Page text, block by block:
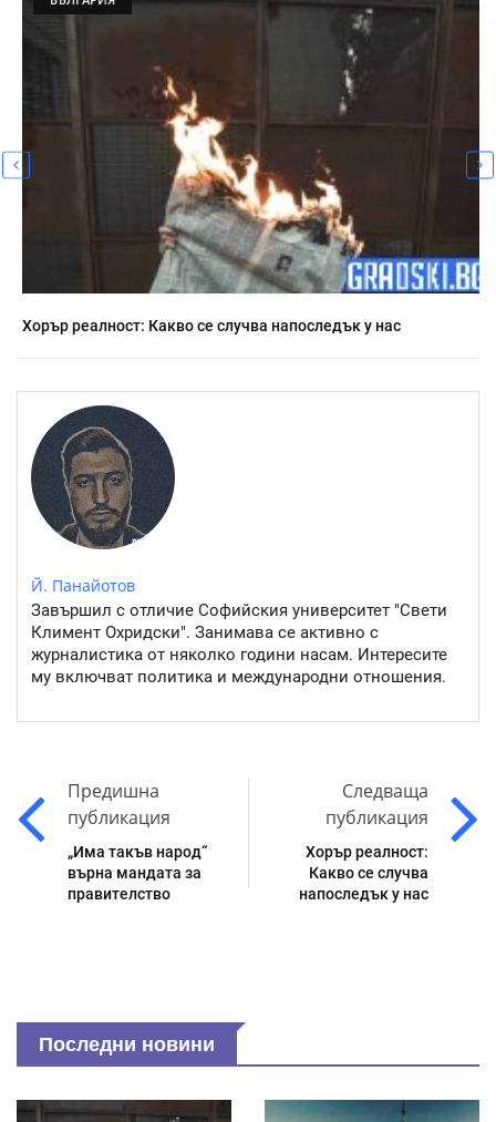
Хорър реалност: Какво се случва напоследък у нас
Й. Панайотов
Завършил с отличие Софийския университет "Свети
Климент Охридски". Занимава се активно с
журналистика от няколко години насам. Интересите
му включват политика и международни отношения.
Предишна
публикация
„Има такъв народ“
върна мандата за
правителство
Следваща
публикация
Хорър реалност:
Какво се случва
напоследък у нас
Последни новини